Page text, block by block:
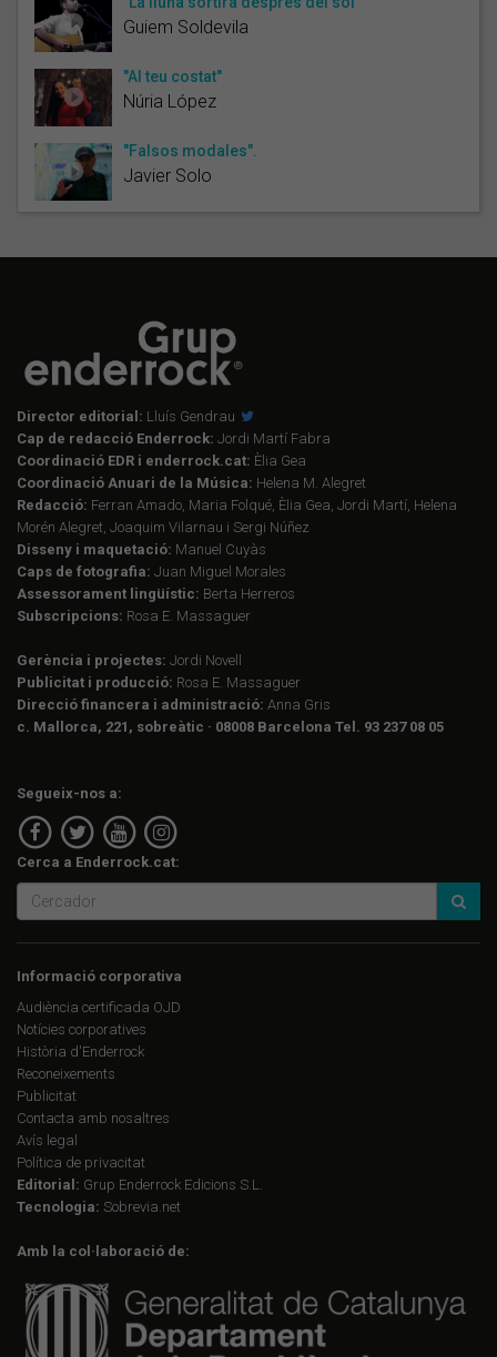
Guiem Soldevila
"Al teu costat"
Núria López
"Falsos modales".
Javier Solo
Director editorial: Lluís Gendrau
Cap de redacció Enderrock: Jordi Martí Fabra
Coordinació EDR i enderrock.cat: Èlia Gea
Coordinació Anuari de la Música: Helena M. Alegret
Redacció: Ferran Amado, Maria Folqué, Èlia Gea, Jordi Martí, Helena
Morén Alegret, Joaquim Vilarnau i Sergi Núñez
Disseny i maquetació: Manuel Cuyàs
Caps de fotografia: Juan Miguel Morales
Assessorament lingüístic: Berta Herreros
Subscripcions: Rosa E. Massaguer
Gerència i projectes: Jordi Novell
Publicitat i producció: Rosa E. Massaguer
Direcció financera i administració: Anna Gris
c. Mallorca, 221, sobreàtic · 08008 Barcelona Tel. 93 237 08 05
Segueix-nos a:
Cerca a Enderrock.cat:
Informació corporativa
Audiència certificada OJD
Notícies corporatives
Història d'Enderrock
Reconeixements
Publicitat
Contacta amb nosaltres
Avís legal
Política de privacitat
Editorial: Grup Enderrock Edicions S.L.
Tecnologia: Sobrevia.net
Amb la col·laboració de: